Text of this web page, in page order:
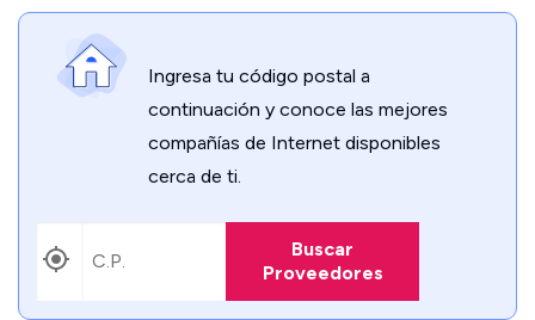
Ingresa tu código postal a
continuación y conoce las mejores
compañías de Internet disponibles
cerca de ti.
Buscar
Proveedores